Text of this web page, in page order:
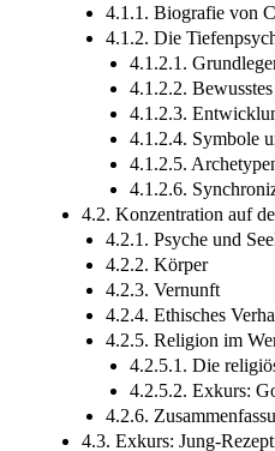
4.1.1. Biografie von
4.1.2. Die
4.1.2.1.
4.1.2.2.
4.1.2.3.
4.1.2.4. Symbole
4.1.2.5.
4.1.2.6.
4.2. Konzentration auf
4.2.1. Psyche und
4.2.2. Körper
4.2.3. Vernunft
4.2.4. Ethisches
4.2.5. Religion im
4.2.5.1. Die
4.2.5.2. Exkurs:
4.2.6.
4.3. Exkurs: Jung-